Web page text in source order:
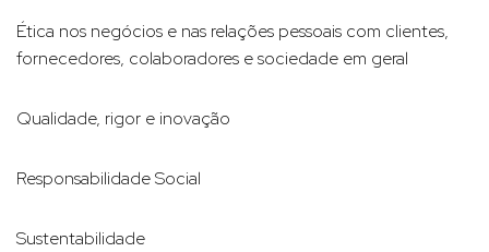
Ética nos negócios e nas relações pessoais com clientes,
fornecedores, colaboradores e sociedade em geral
Qualidade, rigor e inovação
Responsabilidade Social
Sustentabilidade